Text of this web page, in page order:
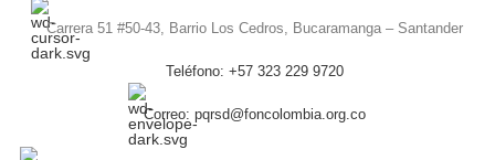
Carrera 51 #50-43, Barrio Los Cedros, Bucaramanga – Santander
Teléfono: +57 323 229 9720
Correo: pqrsd@foncolombia.org.co